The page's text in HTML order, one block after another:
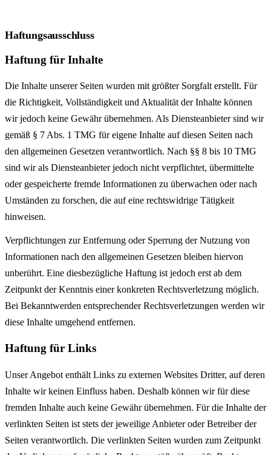
Haftungsausschluss
Haftung für Inhalte
Die Inhalte unserer Seiten wurden mit größter Sorgfalt erstellt. Für
die Richtigkeit, Vollständigkeit und Aktualität der Inhalte können
wir jedoch keine Gewähr übernehmen. Als Diensteanbieter sind wir
gemäß § 7 Abs. 1 TMG für eigene Inhalte auf diesen Seiten nach
den allgemeinen Gesetzen verantwortlich. Nach §§ 8 bis 10 TMG
sind wir als Diensteanbieter jedoch nicht verpflichtet, übermittelte
oder gespeicherte fremde Informationen zu überwachen oder nach
Umständen zu forschen, die auf eine rechts­widrige Tätigkeit
hinweisen.
Verpflichtungen zur Entfernung oder Sperrung der Nutzung von
Informationen nach den allgemeinen Gesetzen bleiben hiervon
unberührt. Eine dies­bezügliche Haftung ist jedoch erst ab dem
Zeitpunkt der Kenntnis einer konkreten Rechts­verletzung möglich.
Bei Bekanntwerden entsprechender Rechts­verletzungen werden wir
diese Inhalte umgehend entfernen.
Haftung für Links
Unser Angebot enthält Links zu externen Websites Dritter, auf deren
Inhalte wir keinen Einfluss haben. Deshalb können wir für diese
fremden Inhalte auch keine Gewähr übernehmen. Für die Inhalte der
verlinkten Seiten ist stets der jeweilige Anbieter oder Betreiber der
Seiten verantwortlich. Die verlinkten Seiten wurden zum Zeitpunkt